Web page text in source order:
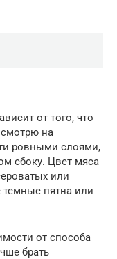
от того, что
на
ровными слоями,
сбоку. Цвет мяса
или
темные пятна или
от способа
брать